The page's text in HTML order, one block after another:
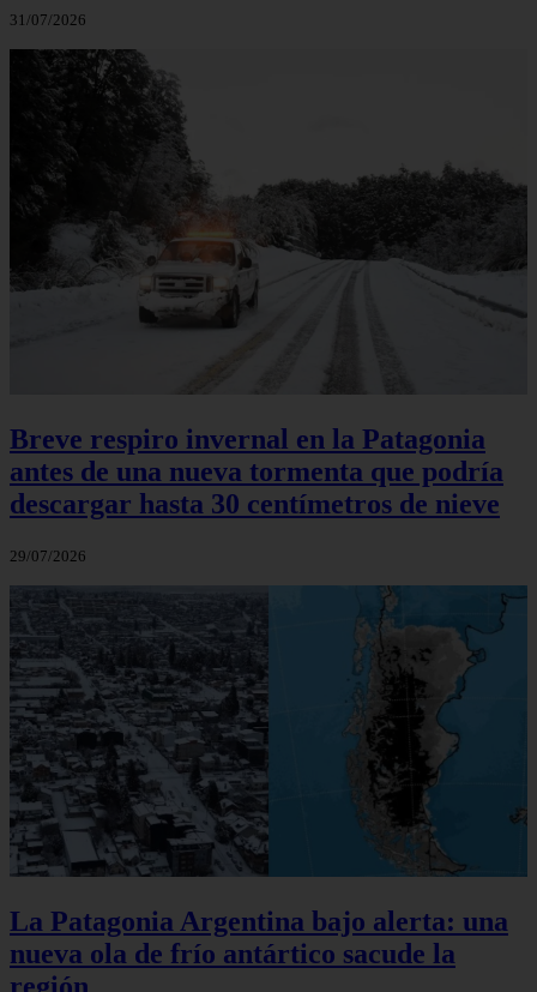
31/07/2026
Breve respiro invernal en la Patagonia
antes de una nueva tormenta que podría
descargar hasta 30 centímetros de nieve
29/07/2026
La Patagonia Argentina bajo alerta: una
nueva ola de frío antártico sacude la